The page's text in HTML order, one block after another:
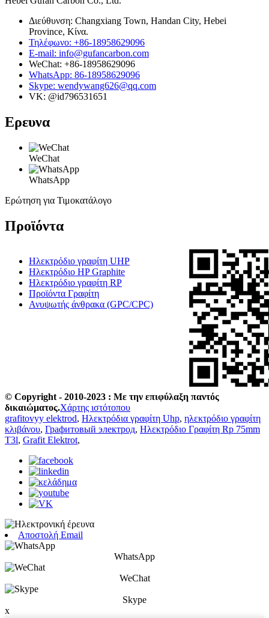
Διεύθυνση: Changxiang Town, Handan City, Hebei
Province, Κίνα.
Τηλέφωνο: +86-18958629096
E-mail: info@gufancarbon.com
WeChat: +86-18958629096
WhatsApp: 86-18958629096
Skype: wendywang626@qq.com
VK: @id796531651
Ερευνα
WeChat
WhatsApp
Ερώτηση για Τιμοκατάλογο
Προϊόντα
Ηλεκτρόδιο γραφίτη UHP
Ηλεκτρόδιο HP Graphite
Ηλεκτρόδιο γραφίτη RP
Προϊόντα Γραφίτη
Ανυψωτής άνθρακα (GPC/CPC)
© Copyright - 2010-2023 : Με την επιφύλαξη παντός
δικαιώματος.Χάρτης ιστότοπου
grafitovyy elektrod, Ηλεκτρόδια γραφίτη Uhp, ηλεκτρόδιο γραφίτη
κλιβάνου, Графитовый электрод, Ηλεκτρόδιο Γραφίτη Rp 75mm
T3l, Grafit Elektrot,
Αποστολή Email
WhatsApp
WeChat
Skype
x